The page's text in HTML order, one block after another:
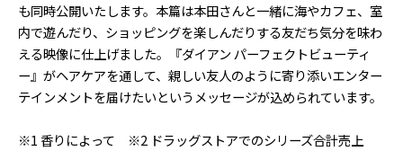
も同時公開いたします。本篇は本田さんと一緒に海やカフェ、室
内で遊んだり、ショッピングを楽しんだりする友だち気分を味わ
える映像に仕上げました。『ダイアン パーフェクトビューティ
ー』がヘアケアを通して、親しい友人のように寄り添いエンター
テインメントを届けたいというメッセージが込められています。
※1 香りによって ※2 ドラッグストアでのシリーズ合計売上